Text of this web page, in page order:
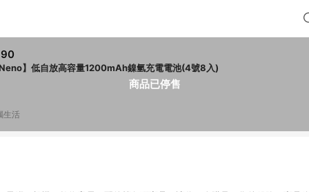
商品已停售
】低自放高容量1200mAh鎳氫充電電池(4號8入)
生活